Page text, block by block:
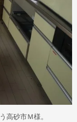
高砂市Ｍ様。